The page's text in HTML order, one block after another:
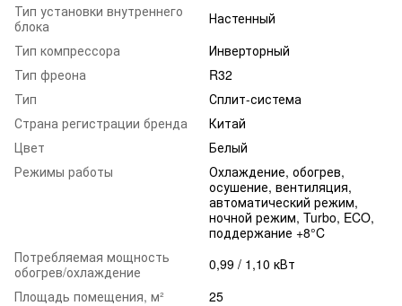
Тип установки внутреннего
блока
Настенный
Тип компрессора
Инверторный
Тип фреона
R32
Тип
Сплит-система
Страна регистрации бренда
Китай
Цвет
Белый
Режимы работы
Охлаждение, обогрев,
осушение, вентиляция,
автоматический режим,
ночной режим, Turbo, ECO,
поддержание +8°C
Потребляемая мощность
обогрев/охлаждение
0,99 / 1,10 кВт
Площадь помещения, м²
25